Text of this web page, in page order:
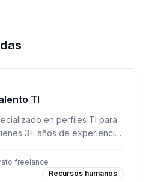
TI
en perfiles TI para
3+ años de experiencia
freelance
Recursos humanos